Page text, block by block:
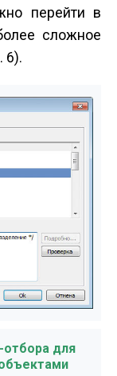
перейти в
сложное
6).
отбора для